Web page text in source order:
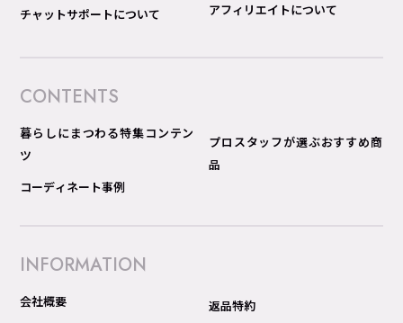
チャットサポートについて
アフィリエイトについて
CONTENTS
暮らしにまつわる特集コンテン
ツ
コーディネート事例
プロスタッフが選ぶおすすめ商
品
INFORMATION
会社概要
返品特約